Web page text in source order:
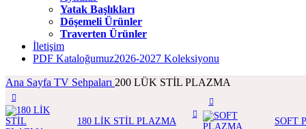
Yatak Başlıkları
Döşemeli Ürünler
Traverten Ürünler
İletişim
PDF Kataloğumuz2026-2027 Koleksiyonu
Ana Sayfa TV Sehpaları 200 LÜK STİL PLAZMA
180 LİK STİL PLAZMA SOFT